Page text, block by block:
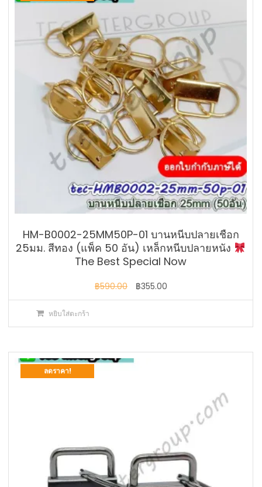
HM-B0002-25MM50P-01 บานหนีบปลายเชือก
25มม. สีทอง (แพ็ค 50 อัน) เหล็กหนีบปลายหนัง
The Best Special Now
฿590.00
Original
price
฿590.00.
฿355.00Current
price
฿355.00.
หยิบใส่ตะกร้า
ลดราคา!